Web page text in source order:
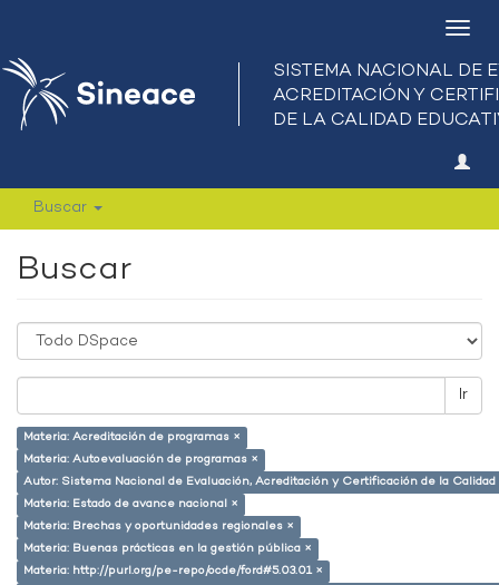
Buscar
Buscar
Ir
Materia: Acreditación de programas ×
Materia: Autoevaluación de programas ×
Autor: Sistema Nacional de Evaluación, Acreditación y Certificación de la
Materia: Estado de avance nacional ×
Materia: Brechas y oportunidades regionales ×
Materia: Buenas prácticas en la gestión pública ×
Materia: http://purl.org/pe-repo/ocde/ford#5.03.01 ×